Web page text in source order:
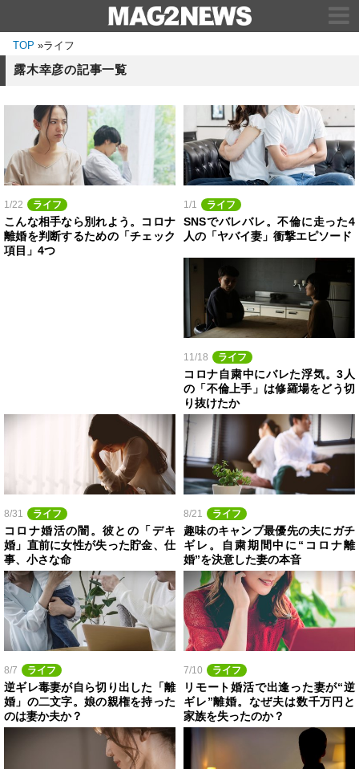
TOP »ライフ
露木幸彦の記事一覧
1/22 ライフ
こんな相手なら別れよう。コロナ
離婚を判断するための「チェック
項目」4つ
1/1 ライフ
SNSでバレバレ。不倫に走った4
人の「ヤバイ妻」衝撃エピソード
11/18 ライフ
コロナ自粛中にバレた浮気。3人
の「不倫上手」は修羅場をどう切
り抜けたか
8/31 ライフ
コロナ婚活の闇。彼との「デキ
婚」直前に女性が失った貯金、仕
事、小さな命
8/21 ライフ
趣味のキャンプ最優先の夫にガチ
ギレ。自粛期間中に“コロナ離
婚”を決意した妻の本音
8/7 ライフ
逆ギレ毒妻が自ら切り出した「離
婚」の二文字。娘の親権を持った
のは妻か夫か？
7/10 ライフ
リモート婚活で出逢った妻が“逆
ギレ”離婚。なぜ夫は数千万円と
家族を失ったのか？